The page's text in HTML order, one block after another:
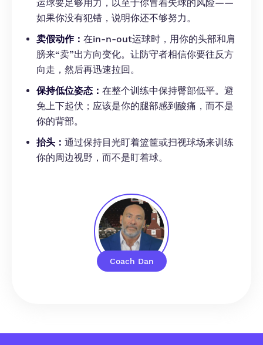
Coach Dan
运球要足够用力，以至于你冒着失球的风险——
如果你没有犯错，说明你还不够努力。
卖假动作： 在in-n-out运球时，用你的头部和肩
膀来“卖”出方向变化。让防守者相信你要往反方
向走，然后再迅速拉回。
保持低位姿态： 在整个训练中保持臀部低平。避
免上下起伏；应该是你的腿部感到酸痛，而不是
你的背部。
抬头： 通过保持目光盯着篮筐或扫视球场来训练
你的周边视野，而不是盯着球。